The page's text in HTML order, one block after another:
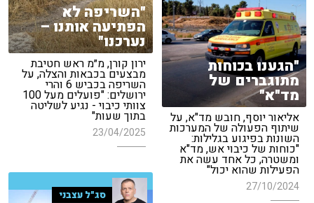
"השריפה לא
הפתיעה אותנו –
נערכנו"
ירון קורן, מ״מ ראש חטיבת
מבצעים בכבאות והצלה, על
השריפה בכביש 6 והרי
ירושלים: "פועלים מעל 100
צוותי כיבוי - נגיע לשליטה
בתוך שעות"
23/04/2025
"הגענו בכוחות
מתוגברים של
מד"א"
אליאור יוסף, חובש מד"א, על
שיתוף הפעולה של המערכות
השונות בפיגוע בגלילות:
"כוחות של כיבוי אש, מד"א
ומשטרה, כל אחד עשה את
הפעילות שהוא יכול"
27/10/2024
סג"ל עצבני